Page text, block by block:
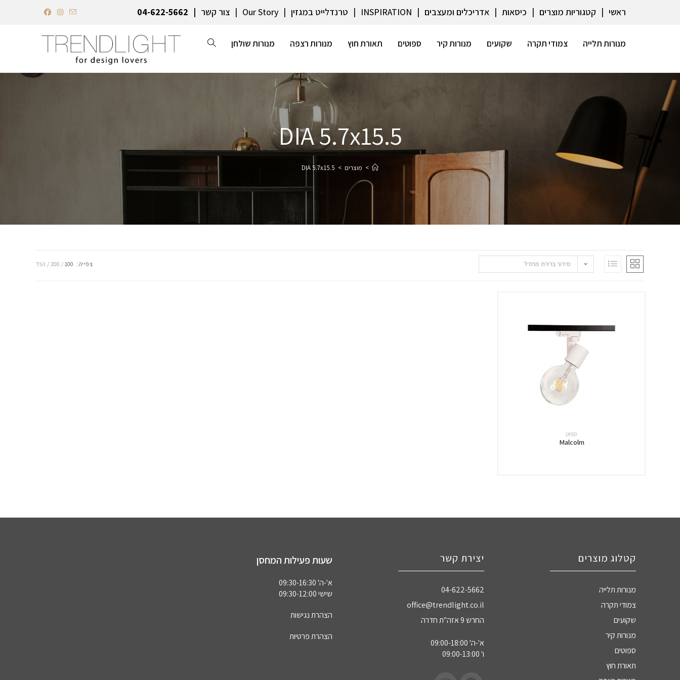
ראשי קטגוריות מוצרים כיסאות אדריכלים ומעצבים INSPIRATION טרנדלייט במגזין Our Story צור קשר 04-622-5662‏
מנורות תלייה צמודי תקרה שקועים מנורות קיר ספוטים תאורת חוץ מנורות רצפה מנורות שולחן
DIA 5.7x15.5
> מוצרים >
DIA 5.7x15.5
סידור ברירת מחדל צפייה: 100
200 הכל
ספוט
Malcolm
קטלוג מוצרים
מנורות תלייה
צמודי תקרה
שקועים
מנורות קיר
ספוטים
תאורת חוץ
יצירת קשר
04-622-5662‏
office@trendlight.co.il
החרש 9 אזה"ת חדרה
א'-ה' 09:00-18:00
ו' 09:00-13:00
שעות פעילות המחסן
א'-ה' 09:30-16:30
שישי 09:30-12:00
הצהרת נגישות
הצהרת פרטיות